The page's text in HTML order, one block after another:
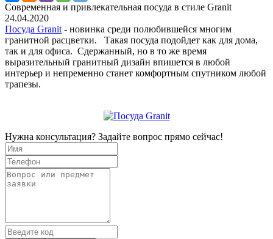
Современная и привлекательная посуда в стиле Granit
24.04.2020
Посуда Granit - новинка среди полюбившейся многим
гранитной расцветки. Такая посуда подойдет как для дома,
так и для офиса. Сдержанный, но в то же время
выразительный гранитный дизайн впишется в любой
интерьер и непременно станет комфортным спутником любой
трапезы.
Нужна консультация? Задайте вопрос прямо сейчас!